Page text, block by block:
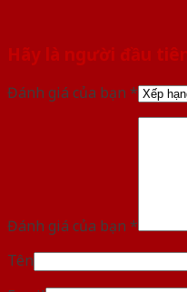
Hãy là người đầu
Đánh giá của bạn *
Đánh giá của bạn *
Tên